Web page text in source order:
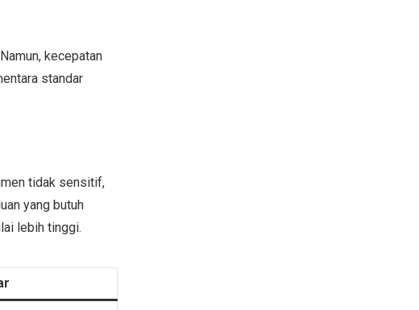
kecepatan
standar
tidak sensitif,
yang butuh
lebih tinggi.